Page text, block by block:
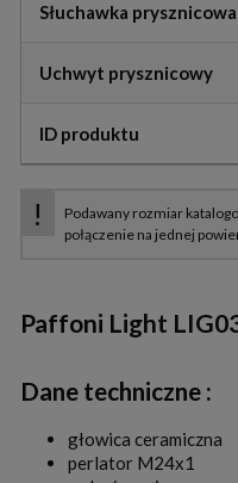
Słuchawka prysznicowa
Uchwyt prysznicowy
ID produktu
Paffoni Light
Dane techniczne :
głowica ceramiczna
perlator M24x1